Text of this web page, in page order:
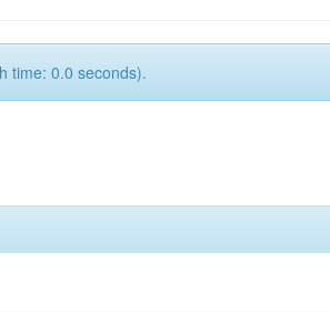
time: 0.0 seconds).